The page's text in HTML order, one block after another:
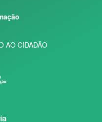
AO CIDADÃO